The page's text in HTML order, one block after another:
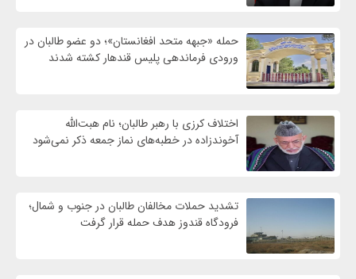
حمله «جبهه متحد افغانستان»؛ دو عضو طالبان در
ورودی فرماندهی پلیس قندهار کشته شدند
اختلاف کرزی با رهبر طالبان؛ نام هبت‌الله
آخوندزاده در خطبه‌های نماز جمعه ذکر نمی‌شود
تشدید حملات مخالفان طالبان در جنوب و شمال؛
فرودگاه قندوز هدف حمله قرار گرفت